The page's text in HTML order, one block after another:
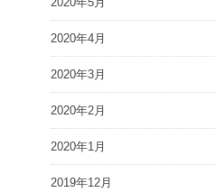
2020年4月
2020年3月
2020年2月
2020年1月
2019年12月